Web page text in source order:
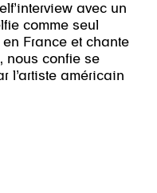
avec un
comme seul
France et chante
nous confie se
l’artiste américain